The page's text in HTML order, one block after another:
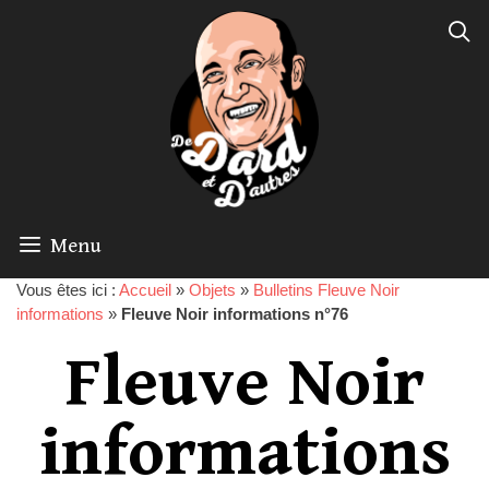
Menu
Vous êtes ici : Accueil » Objets » Bulletins Fleuve Noir
informations » Fleuve Noir informations n°76
Fleuve Noir
informations